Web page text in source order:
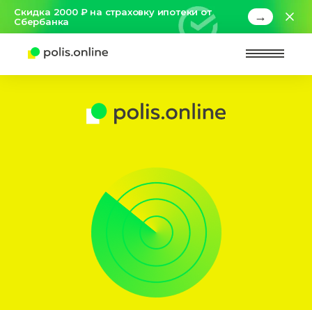
Скидка 2000 ₽ на страховку ипотеки от
Сбербанка
→